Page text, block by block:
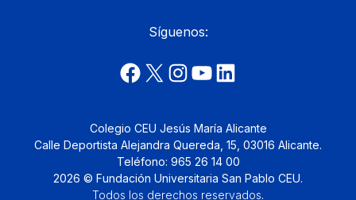
Síguenos:
Colegio CEU Jesús María Alicante
Calle Deportista Alejandra Quereda, 15, 03016 Alicante.
Teléfono: 965 26 14 00
2026 © Fundación Universitaria San Pablo CEU.
Todos los derechos reservados.